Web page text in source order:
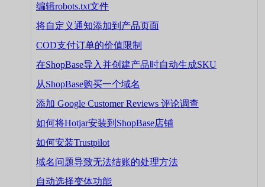
编辑robots.txt文件
将自定义通知添加到产品页面
COD支付订单的价值限制
在ShopBase导入并创建产品时自动生成SKU
从ShopBase购买一个域名
添加 Google Customer Reviews 评论调查
如何将Hotjar安装到ShopBase店铺
如何安装Trustpilot
域名问题导致无法结账的处理方法
自动选择变体功能